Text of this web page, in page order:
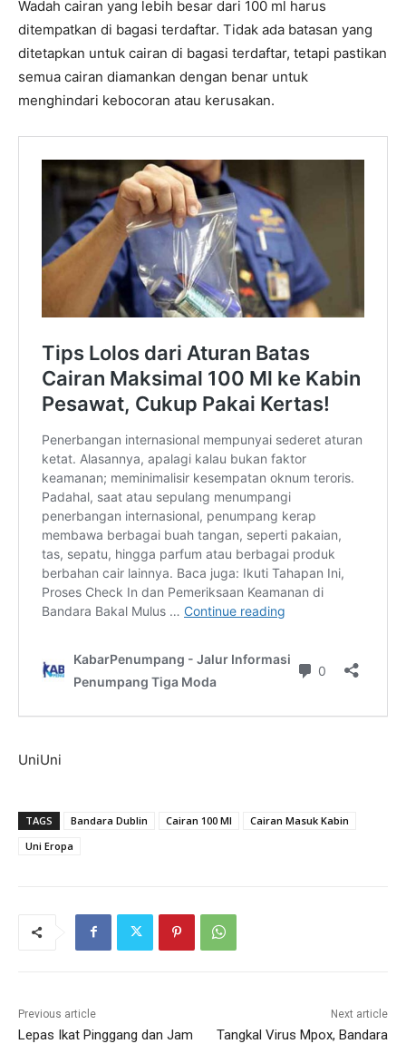
Wadah cairan yang lebih besar dari 100 ml harus
ditempatkan di bagasi terdaftar. Tidak ada batasan yang
ditetapkan untuk cairan di bagasi terdaftar, tetapi pastikan
semua cairan diamankan dengan benar untuk
menghindari kebocoran atau kerusakan.
UniUni
TAGS Bandara Dublin Cairan 100 Ml
Cairan Masuk Kabin
Uni Eropa
Previous article
Lepas Ikat Pinggang dan Jam
Next article
Tangkal Virus Mpox, Bandara